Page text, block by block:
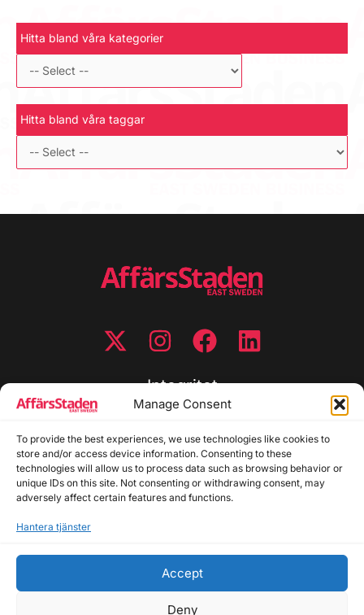
Manage Consent
To provide the best experiences, we use technologies like cookies to
store and/or access device information. Consenting to these
technologies will allow us to process data such as browsing behavior or
unique IDs on this site. Not consenting or withdrawing consent, may
adversely affect certain features and functions.
Hantera tjänster
Accept
Deny
Hitta bland våra kategorier
Hitta bland våra taggar
Integritet
Cookiepolicy
Disclaimer
Redaktionell policy
Utgivarinformation
Allmänna frågor: info@affarsstaden.se | Tipsa